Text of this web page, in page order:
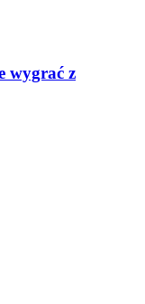
wygrać z